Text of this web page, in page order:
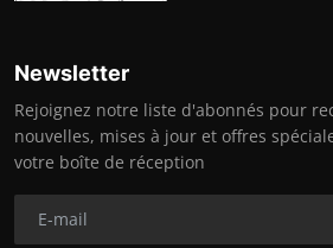
Newsletter
Rejoignez notre liste d'abonnés pour
nouvelles, mises à jour et offres
votre boîte de réception